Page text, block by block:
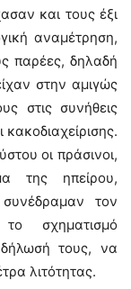
και τους έξι
αναμέτρηση,
παρέες, δηλαδή
στην αμιγώς
στις συνήθεις
οι πράσινοι,
της ηπείρου,
τον
σχηματισμό
τους, να
λιτότητας.